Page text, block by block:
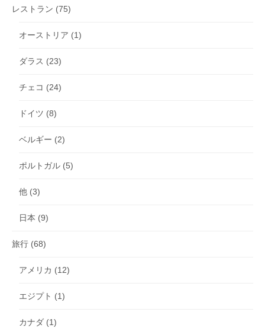
レストラン (75)
オーストリア (1)
ダラス (23)
チェコ (24)
ドイツ (8)
ベルギー (2)
ポルトガル (5)
他 (3)
日本 (9)
旅行 (68)
アメリカ (12)
エジプト (1)
カナダ (1)